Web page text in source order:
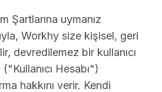
Şartlarına uymanız
Workhy size kişisel, geri
devredilemez bir kullanıcı
("Kullanıcı Hesabı")
hakkını verir. Kendi